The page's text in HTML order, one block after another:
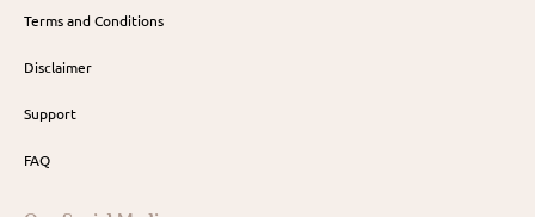
Terms and Conditions
Disclaimer
Support
FAQ